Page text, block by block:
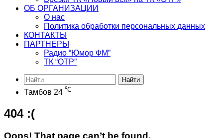
ОБ ОРГАНИЗАЦИИ
О нас
Политика обработки персональных данных
КОНТАКТЫ
ПАРТНЕРЫ
Радио “Юмор ФМ”
ТК “ОТР”
Найти
Тамбов 24 ℃
404 :(
Oops! That page can’t be found.